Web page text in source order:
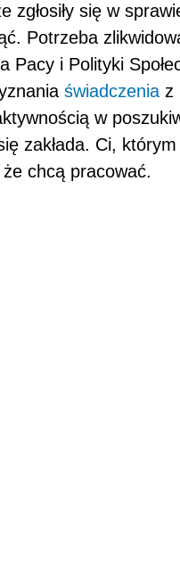
zgłosiły się w
Potrzeba
Pacy i Polityki
świadczenia z
w
zakłada. Ci,
chcą pracować.